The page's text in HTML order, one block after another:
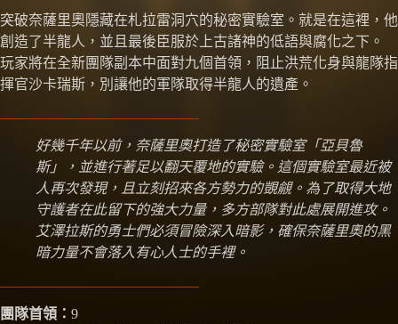
突破奈薩里奧隱藏在札拉雷洞穴的秘密實驗室。就是在這裡，他
創造了半龍人，並且最後臣服於上古諸神的低語與腐化之下。
玩家將在全新團隊副本中面對九個首領，阻止洪荒化身與龍隊指
揮官沙卡瑞斯，別讓他的軍隊取得半龍人的遺產。
好幾千年以前，奈薩里奧打造了秘密實驗室「亞貝魯
斯」，並進行著足以翻天覆地的實驗。這個實驗室最近被
人再次發現，且立刻招來各方勢力的覬覦。為了取得大地
守護者在此留下的強大力量，多方部隊對此處展開進攻。
艾澤拉斯的勇士們必須冒險深入暗影，確保奈薩里奧的黑
暗力量不會落入有心人士的手裡。
團隊首領： 9